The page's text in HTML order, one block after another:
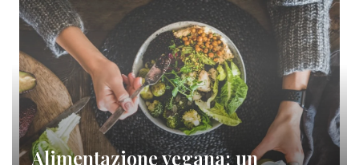
Alimentazione vegana: un